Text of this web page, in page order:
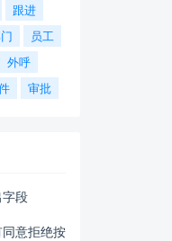
跟进
员工
外呼
审批
段
意拒绝按